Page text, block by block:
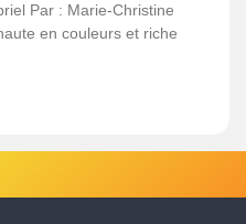
Par : Marie-Christine
en couleurs et riche